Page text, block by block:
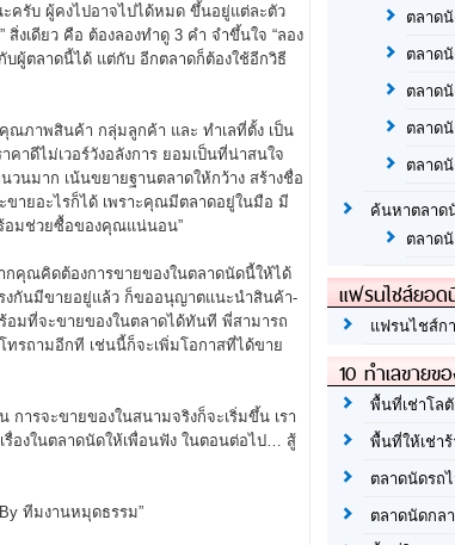
ะครับ ผู้คงไปอาจไปได้หมด ขึ้นอยู่แต่ละตัว
งเดียว คือ ต้องลองทำดู 3 คำ จำขึ้นใจ “ลอง
บผู้ตลาดนี้ได้ แต่กับ อีกตลาดก็ต้องใช้อีกวิธี
ณภาพสินค้า กลุ่มลูกค้า และ ทำเลที่ตั้ง เป็น
าดีไม่เวอร์วังอลังการ ยอมเป็นที่น่าสนใจ
นมาก เน้นขยายฐานตลาดให้กว้าง สร้างชื่อ
ายอะไรก็ได้ เพราะคุณมีตลาดอยู่ในมือ มี
อมช่วยซื้อของคุณแน่นอน”
กคุณคิดต้องการขายของในตลาดนัดนี้ให้ได้
งกันมีขายอยู่แล้ว ก็ขออนุญาตแนะนำสินค้า-
อมที่จะขายของในตลาดได้ทันที พี่สามารถ
รถามอีกที เช่นนี้ก็จะเพิ่มโอกาสที่ได้ขาย
ารจะขายของในสนามจริงก็จะเริ่มขึ้น เรา
องในตลาดนัดให้เพื่อนฟัง ในตอนต่อไป… สู้
ทีมงานหมุดธรรม”
ตลาด
ตลาด
ตลาด
ตลาด
ตลาด
ค้นหาตลาด
ตลาด
แฟรนไชส์ยอด
แฟรนไชส์ก
10 ทำเลขาย
พื้นที่เช่าโล
พื้นที่ให้เช่า
ตลาดนัดรถ
ตลาดนัดกล